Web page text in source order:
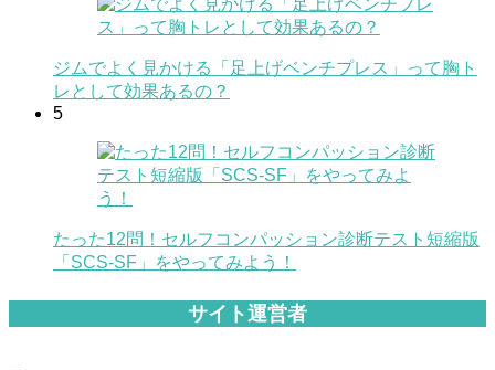
ジムでよく見かける「足上げベンチプレス」って胸ト
レとして効果あるの？
5
たった12問！セルフコンパッション診断テスト短縮版
「SCS-SF」をやってみよう！
サイト運営者